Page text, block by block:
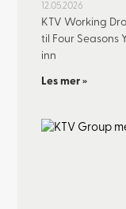
12.05.2026
KTV Working
til Four Seasons
inn
Les mer »